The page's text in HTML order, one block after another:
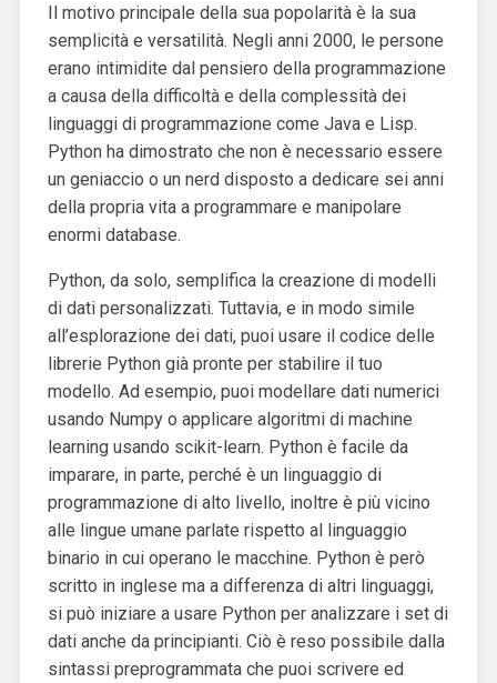
‌Il motivo principale della sua popolarità è la sua
semplicità e versatilità. Negli anni 2000, le persone
erano intimidite dal pensiero della programmazione
a causa della difficoltà e della complessità dei
linguaggi di programmazione come Java e Lisp.
Python ha dimostrato che non è necessario essere
un geniaccio o un nerd disposto a dedicare sei anni
della propria vita a programmare e manipolare
enormi database.
Python, da solo, semplifica la creazione di modelli
di dati personalizzati. Tuttavia, e in modo simile
all’esplorazione dei dati, puoi usare il codice delle
librerie Python già pronte per stabilire il tuo
modello. Ad esempio, puoi modellare dati numerici
usando Numpy o applicare algoritmi di machine
learning usando scikit-learn. ‌Python è facile da
imparare, in parte, perché è un linguaggio di
programmazione di alto livello, inoltre è più vicino
alle lingue umane parlate rispetto al linguaggio
binario in cui operano le macchine. Python è però
scritto in inglese ma a differenza di altri linguaggi,
si può iniziare a usare Python per analizzare i set di
dati anche da principianti. Ciò è reso possibile dalla
sintassi preprogrammata che puoi scrivere ed